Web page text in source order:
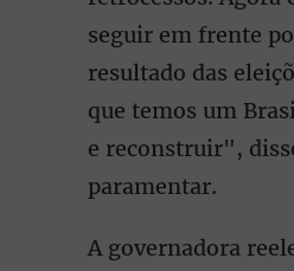
seguir em frente
resultado das
que temos um
e reconstruir",
paramentar.
A governadora